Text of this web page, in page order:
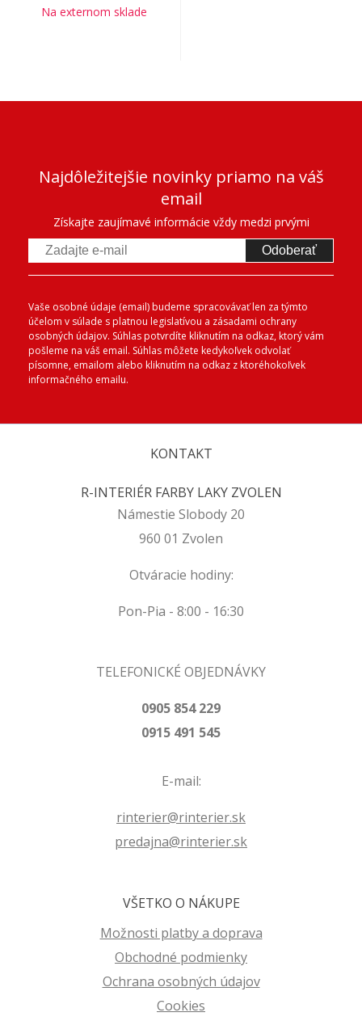
Na externom sklade
Najdôležitejšie novinky priamo na váš
email
Získajte zaujímavé informácie vždy medzi prvými
Odoberať
Vaše osobné údaje (email) budeme spracovávať len za týmto
účelom v súlade s platnou legislatívou a zásadami ochrany
osobných údajov. Súhlas potvrdíte kliknutím na odkaz, ktorý vám
pošleme na váš email. Súhlas môžete kedykoľvek odvolať
písomne, emailom alebo kliknutím na odkaz z ktoréhokoľvek
informačného emailu.
KONTAKT
R-INTERIÉR FARBY LAKY ZVOLEN
Námestie Slobody 20
960 01 Zvolen
Otváracie hodiny:
Pon-Pia - 8:00 - 16:30
TELEFONICKÉ OBJEDNÁVKY
0905 854 229
0915 491 545
E-mail:
rinterier@rinterier.sk
predajna@rinterier.sk
VŠETKO O NÁKUPE
Možnosti platby a doprava
Obchodné podmienky
Ochrana osobných údajov
Cookies